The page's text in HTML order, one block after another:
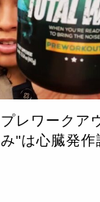
プレワークア
み"は心臓発作